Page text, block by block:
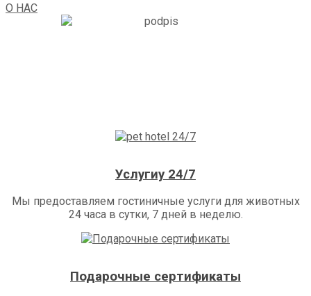
О НАС
Услугиy 24/7
Мы предоставляем гостиничные услуги для животных
24 часа в сутки, 7 дней в неделю.
Подарочные сертификаты